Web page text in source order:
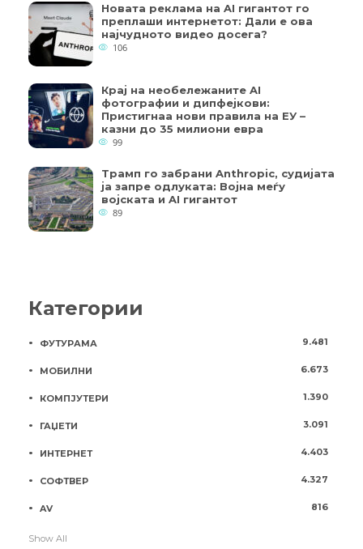
Новата реклама на AI гигантот го
преплаши интернетот: Дали е ова
најчудното видео досега?
106
Крај на необележаните AI
фотографии и дипфејкови:
Пристигнаа нови правила на ЕУ –
казни до 35 милиони евра
99
Трамп го забрани Anthropic, судијата
ја запре одлуката: Војна меѓу
војската и AI гигантот
89
Категории
ФУТУРАМА 9.481
МОБИЛНИ 6.673
КОМПЈУТЕРИ 1.390
ГАЏЕТИ 3.091
ИНТЕРНЕТ 4.403
СОФТВЕР 4.327
AV 816
Show All